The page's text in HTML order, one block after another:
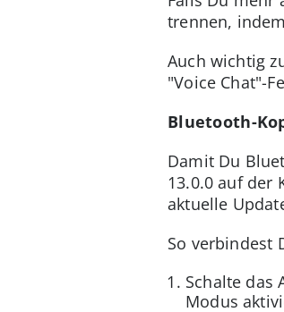
trennen,
Auch wichtig
"Voice Chat"-
Bluetooth-
Damit Du
13.0.0 auf der
aktuelle
So verbindest
Schalte das
Modus